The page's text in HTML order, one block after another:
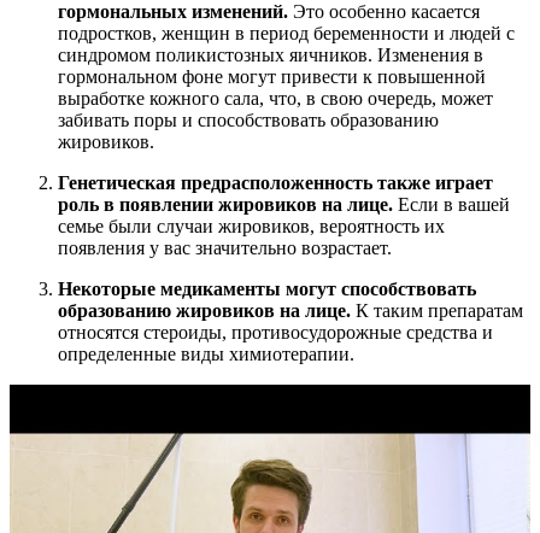
гормональных изменений. Это особенно касается
подростков, женщин в период беременности и людей с
синдромом поликистозных яичников. Изменения в
гормональном фоне могут привести к повышенной
выработке кожного сала, что, в свою очередь, может
забивать поры и способствовать образованию
жировиков.
Генетическая предрасположенность также играет
роль в появлении жировиков на лице. Если в вашей
семье были случаи жировиков, вероятность их
появления у вас значительно возрастает.
Некоторые медикаменты могут способствовать
образованию жировиков на лице. К таким препаратам
относятся стероиды, противосудорожные средства и
определенные виды химиотерапии.